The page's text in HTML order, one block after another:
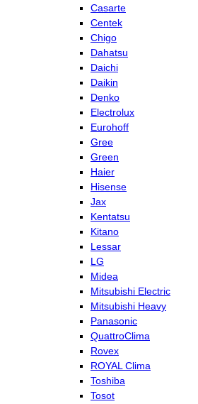
Casarte
Centek
Chigo
Dahatsu
Daichi
Daikin
Denko
Electrolux
Eurohoff
Gree
Green
Haier
Hisense
Jax
Kentatsu
Kitano
Lessar
LG
Midea
Mitsubishi Electric
Mitsubishi Heavy
Panasonic
QuattroClima
Rovex
ROYAL Clima
Toshiba
Tosot